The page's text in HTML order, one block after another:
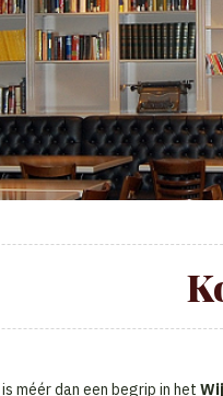
is méér dan een begrip in het